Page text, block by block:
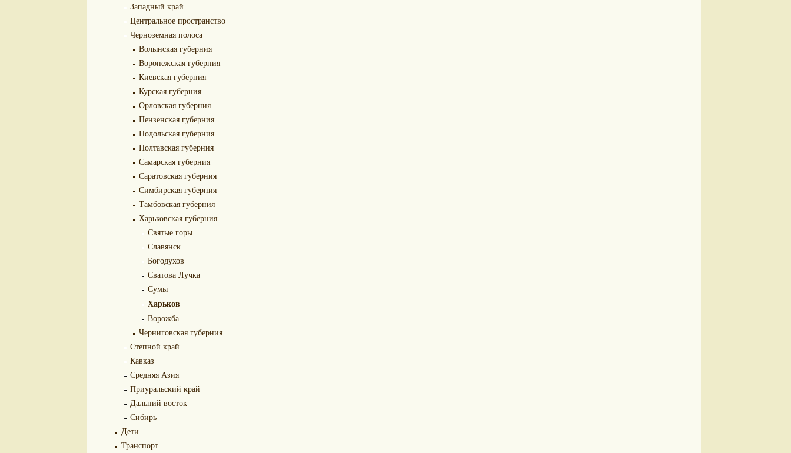
Западный край
Центральное пространство
Черноземная полоса
Волынская губерния
Воронежская губерния
Киевская губерния
Курская губерния
Орловская губерния
Пензенская губерния
Подольская губерния
Полтавская губерния
Самарская губерния
Саратовская губерния
Симбирская губерния
Тамбовская губерния
Харьковская губерния
Святые горы
Славянск
Богодухов
Сватова Лучка
Сумы
Харьков
Ворожба
Черниговская губерния
Степной край
Кавказ
Средняя Азия
Приуральский край
Дальний восток
Сибирь
Дети
Транспорт